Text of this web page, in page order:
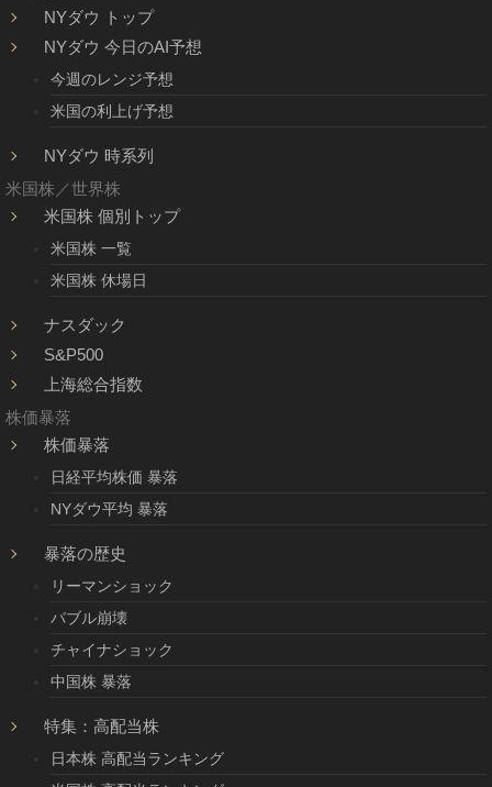
NYダウ トップ
NYダウ 今日のAI予想
今週のレンジ予想
米国の利上げ予想
NYダウ 時系列
米国株／世界株
米国株 個別トップ
米国株 一覧
米国株 休場日
ナスダック
S&P500
上海総合指数
株価暴落
株価暴落
日経平均株価 暴落
NYダウ平均 暴落
暴落の歴史
リーマンショック
バブル崩壊
チャイナショック
中国株 暴落
特集：高配当株
日本株 高配当ランキング